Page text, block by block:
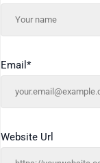
Email *
Website Url